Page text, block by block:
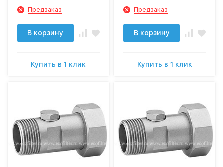
Предзаказ
В корзину
Купить в 1 клик
Предзаказ
В корзину
Купить в 1 клик